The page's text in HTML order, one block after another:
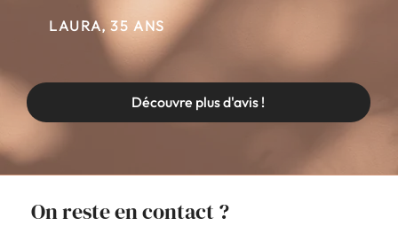
LAURA, 35 ANS
Découvre plus d'avis !
On reste en contact ?